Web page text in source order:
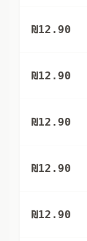
₪12.90
₪12.90
₪12.90
₪12.90
₪12.90